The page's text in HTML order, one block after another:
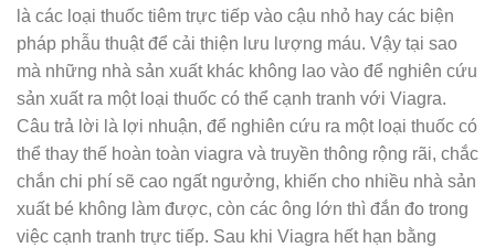
là các loại thuốc tiêm trực tiếp vào cậu nhỏ hay các biện
pháp phẫu thuật để cải thiện lưu lượng máu. Vậy tại sao
mà những nhà sản xuất khác không lao vào để nghiên cứu
sản xuất ra một loại thuốc có thể cạnh tranh với Viagra.
Câu trả lời là lợi nhuận, để nghiên cứu ra một loại thuốc có
thể thay thế hoàn toàn viagra và truyền thông rộng rãi, chắc
chắn chi phí sẽ cao ngất ngưởng, khiến cho nhiều nhà sản
xuất bé không làm được, còn các ông lớn thì đắn đo trong
việc cạnh tranh trực tiếp. Sau khi Viagra hết hạn bằng